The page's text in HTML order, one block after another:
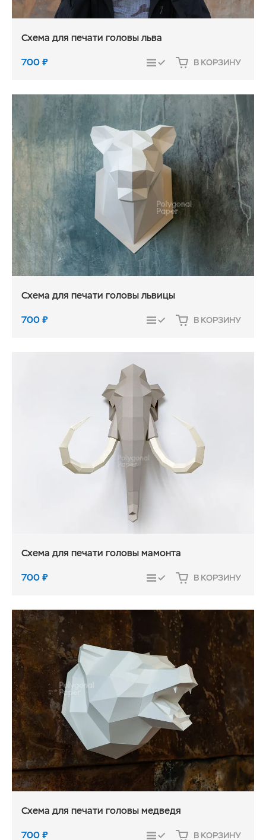
Схема для печати головы льва
700₽ СРАВНИТЬ В КОРЗИНУ
Схема для печати головы львицы
700₽ СРАВНИТЬ В КОРЗИНУ
Схема для печати головы мамонта
700₽ СРАВНИТЬ В КОРЗИНУ
Схема для печати головы медведя
700₽ В КОРЗИНУ